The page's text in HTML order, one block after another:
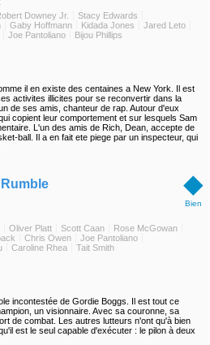
Downey Jr.
Stacy Edwards
Gaby Hoffmann Kidada Jones
Jared Leto
Joe Pantoliano
Bijou Phillips
il en existe des centaines a New York. Il est
activites illicites pour se reconvertir dans la
de ses amis, chanteur de rap. Autour d'eux
copient leur comportement et sur lesquels Sam
L'un des amis de Rich, Dean, accepte de
ball. Il a en fait ete piege par un inspecteur, qui
◆
Bien
Oliver Platt Scott Caan
Rose McGowan
Chris Owen
Joe Pantoliano
Caroline Rhea
Tait Smith
incontestée de Gordie Boggs. Il est tout ce
un visionnaire. Avec sa couronne, sa
de combat. Les autres lutteurs n'ont qu'à bien
est le seul capable d'exécuter : le pilon à deux